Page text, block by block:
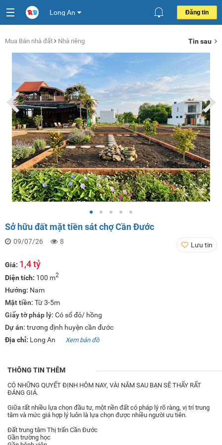
Long An Đăng tin
Mua Bán nhà đất Nhà riêng Tin sau
Sở hữu đất mặt tiền sát chợ Cần Đước
09/07/26 8 Lưu tin
Giá: 1,4 tỷ
Diện tích: 100 m2
Hướng: Nam
Mặt tiền: Từ 3-5m
Giấy tờ pháp lý: Có sổ đỏ/ hồng
Dự án: trương định huyện cần đước
Địa chỉ: Long An Xem bản đồ
THÔNG TIN THÊM
CÓ NHỮNG QUYẾT ĐỊNH HÔM NAY, VÀI NĂM SAU BẠN SẼ THẤY RẤT
ĐÁNG GIÁ.
Giữa rất nhiều lựa chọn đầu tư, một nền đất có pháp lý rõ ràng, vị trí trung
tâm và mức giá hợp lý luôn là lựa chọn được nhiều người ưu tiên.
Đất trung tâm Thị trấn Cần Đước
Gần trường học